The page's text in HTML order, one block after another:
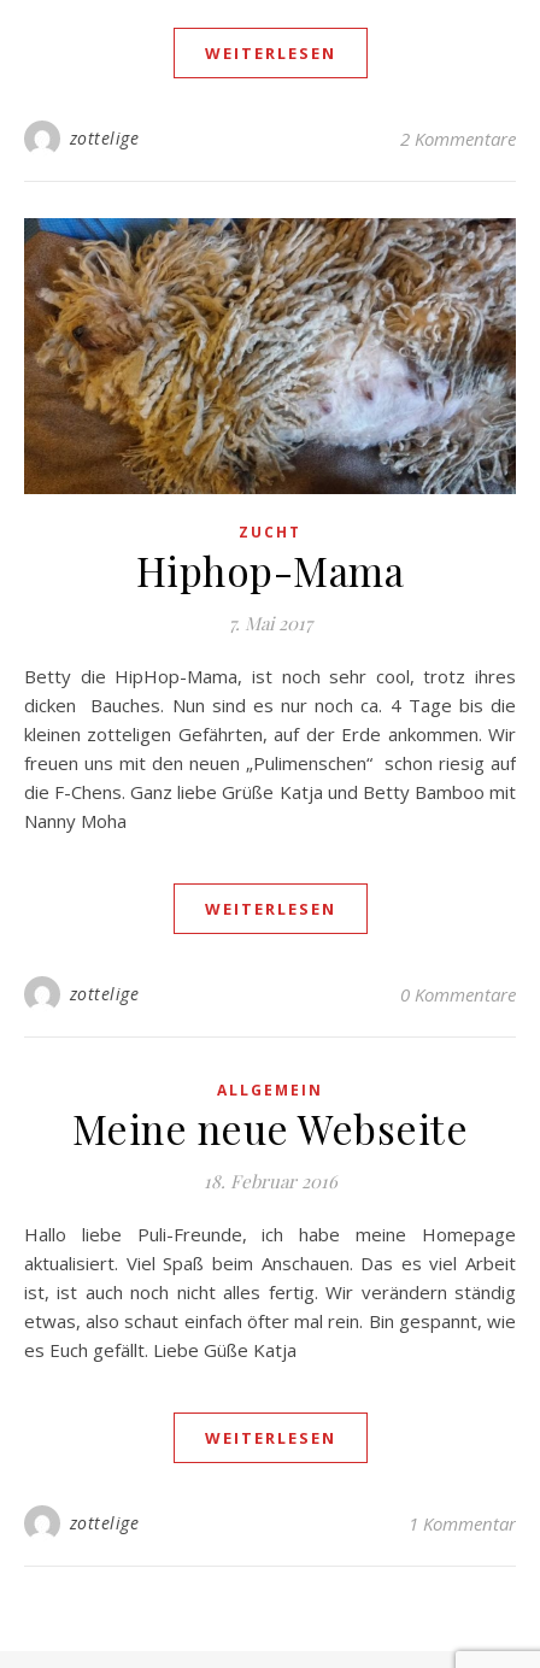
WEITERLESEN
zottelige 2 Kommentare
ZUCHT
Hiphop-Mama
7. Mai 2017
Betty die HipHop-Mama, ist noch sehr cool, trotz ihres
dicken Bauches. Nun sind es nur noch ca. 4 Tage bis die
kleinen zotteligen Gefährten, auf der Erde ankommen. Wir
freuen uns mit den neuen „Pulimenschen“ schon riesig auf
die F-Chens. Ganz liebe Grüße Katja und Betty Bamboo mit
Nanny Moha
WEITERLESEN
zottelige 0 Kommentare
ALLGEMEIN
Meine neue Webseite
18. Februar 2016
Hallo liebe Puli-Freunde, ich habe meine Homepage
aktualisiert. Viel Spaß beim Anschauen. Das es viel Arbeit
ist, ist auch noch nicht alles fertig. Wir verändern ständig
etwas, also schaut einfach öfter mal rein. Bin gespannt, wie
es Euch gefällt. Liebe Güße Katja
WEITERLESEN
zottelige 1 Kommentar